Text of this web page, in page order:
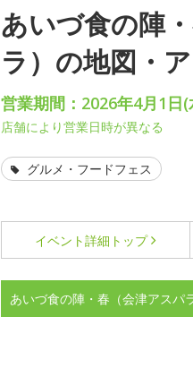
あいづ食の陣
ラ）の地図・
営業期間：2026年4月1日
店舗により営業日時が異なる
グルメ・フードフェス
イベント詳細 トップ
あいづ食の陣・春（会津アスパ